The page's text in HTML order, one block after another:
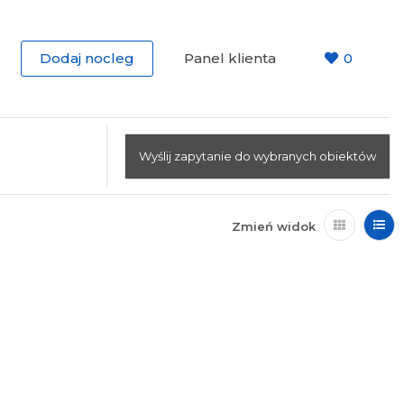
Dodaj nocleg Panel klienta 0
Wyślij zapytanie do wybranych obiektów
Zmień widok